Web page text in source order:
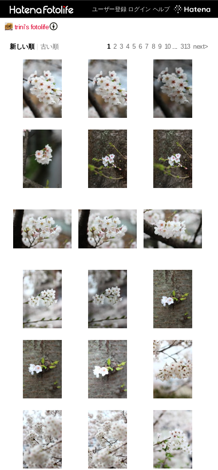
ユーザー登録 ログイン ヘルプ
trini's fotolife
1 2 3 4 5 6 7 8 9 10... 313 next>
新しい順 古い順